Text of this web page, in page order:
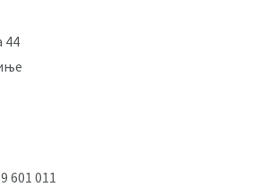
44
601 011